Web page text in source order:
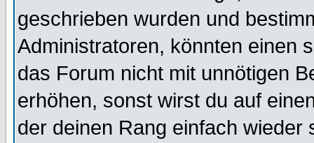
geschrieben wurden und
Administratoren, könnten einen
das Forum nicht mit unnötigen
erhöhen, sonst wirst du auf
der deinen Rang einfach wieder